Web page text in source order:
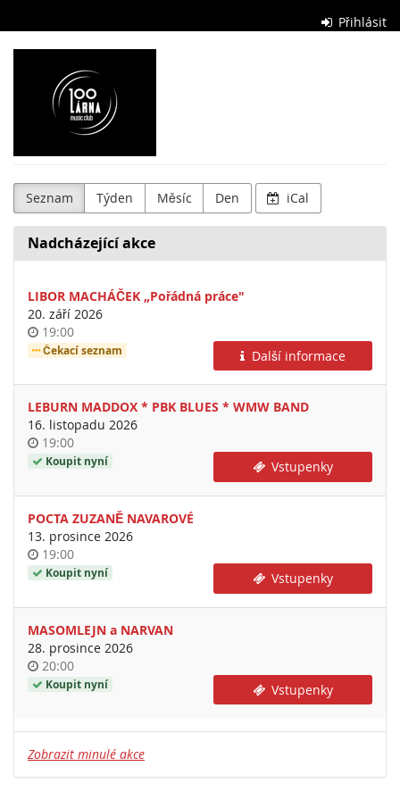
main
content
Přihlásit
Stolárna
Club
Seznam Týden Měsíc Den iCal
Nadcházející akce
LIBOR MACHÁČEK „Pořádná práce"
20. září 2026
Time
of
19:00
Čekací seznam Další informace
LEBURN MADDOX * PBK BLUES * WMW BAND
16. listopadu 2026
Time
of
19:00
Koupit nyní Vstupenky
POCTA ZUZANĚ NAVAROVÉ
13. prosince 2026
Time
of
19:00
Koupit nyní Vstupenky
MASOMLEJN a NARVAN
28. prosince 2026
Time
of
20:00
Koupit nyní Vstupenky
Zobrazit minulé akce